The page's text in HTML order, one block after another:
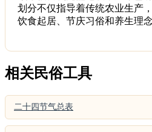
划分不仅指导着传统农业生产
饮食起居、节庆习俗和养生理念
相关民俗工具
二十四节气总表